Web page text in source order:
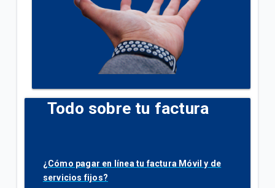
Todo sobre tu factura
¿Cómo pagar en línea tu factura Móvil y de
servicios fijos?